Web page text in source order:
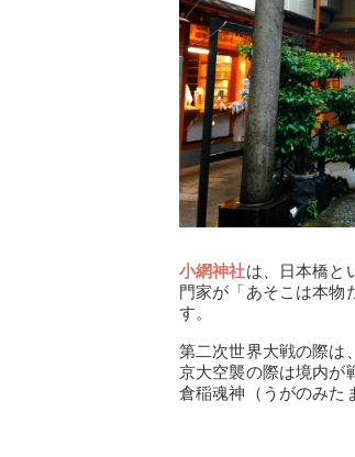
小網神社は、日本橋と
門家が「あそこは本物
す。
第二次世界大戦の際は
京大空襲の際は境内が
倉稲魂神（うがのみた